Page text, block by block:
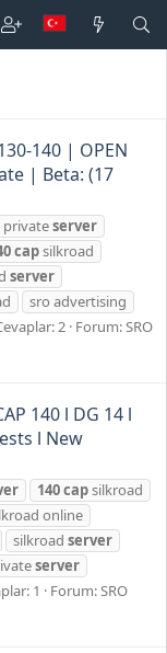
140 | OPEN
| Beta: (17
privateserver
capsilkroad
server
sro advertising
2 Forum:SRO
140 l DG 14 l
l New
140capsilkroad
online
silkroad server
server
1 Forum:SRO